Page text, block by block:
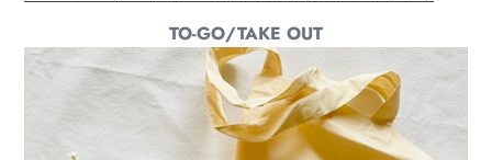
TO-GO/TAKE OUT